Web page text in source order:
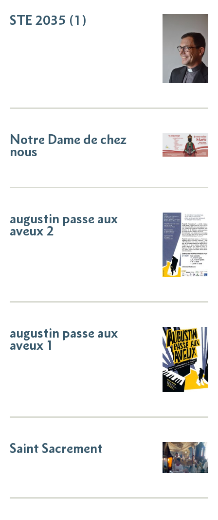
STE 2035 (1)
Notre Dame de chez
nous
augustin passe aux
aveux 2
augustin passe aux
aveux 1
Saint Sacrement